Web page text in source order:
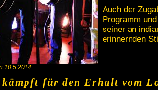
10.5.2014
Auch der
Programm
seiner an
erinnernden
für den Erhalt vom